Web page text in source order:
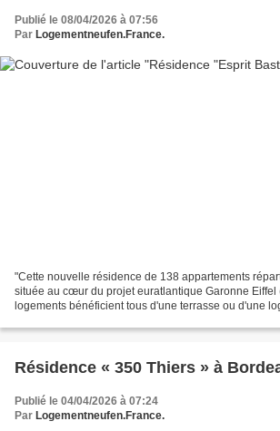
Publié le 08/04/2026 à 07:56
Par Logementneufen.France.
"Cette nouvelle résidence de 138 appartements
située au cœur du projet euratlantique Garonne Eiffel
logements bénéficient tous d'une terrasse ou d'une
Résidence « 350 Thiers » à
Publié le 04/04/2026 à 07:24
Par Logementneufen.France.